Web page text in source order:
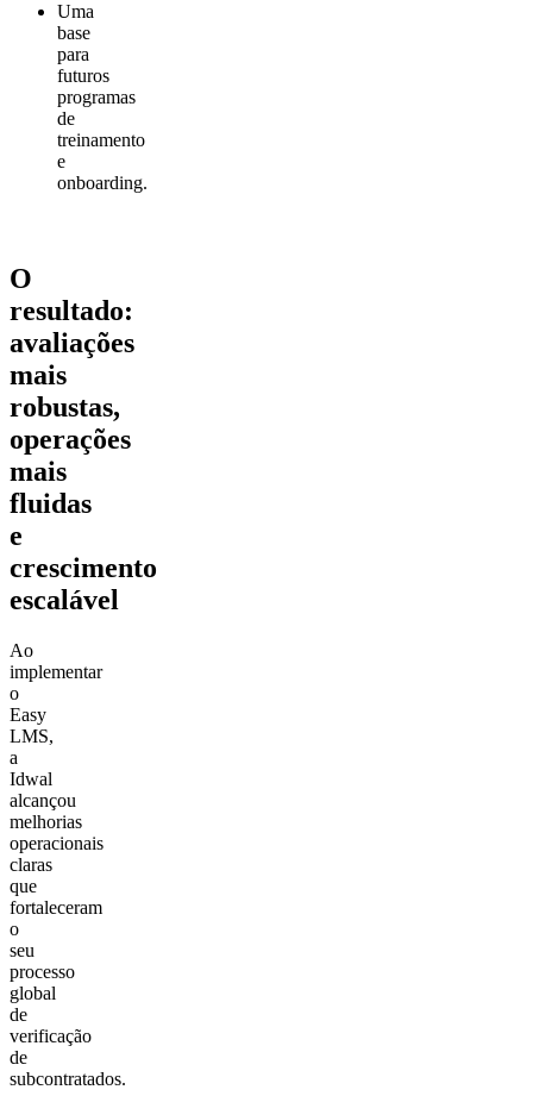
Uma
base
para
futuros
programas
de
treinamento
e
onboarding.
O
resultado:
avaliações
mais
robustas,
operações
mais
fluidas
e
crescimento
escalável
Ao
implementar
o
Easy
LMS,
a
Idwal
alcançou
melhorias
operacionais
claras
que
fortaleceram
o
seu
processo
global
de
verificação
de
subcontratados.